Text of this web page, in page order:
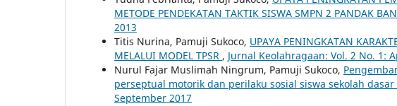
METODE PENDEKATAN TAKTIK SISWA SMPN 2 PANDAK
2013
Titis Nurina, Pamuji Sukoco, UPAYA PENINGKATAN
MELALUI MODEL TPSR , Jurnal Keolahragaan: Vol. 2 No. 1:
Nurul Fajar Muslimah Ningrum, Pamuji Sukoco,
perseptual motorik dan perilaku sosial siswa sekolah dasar
September 2017